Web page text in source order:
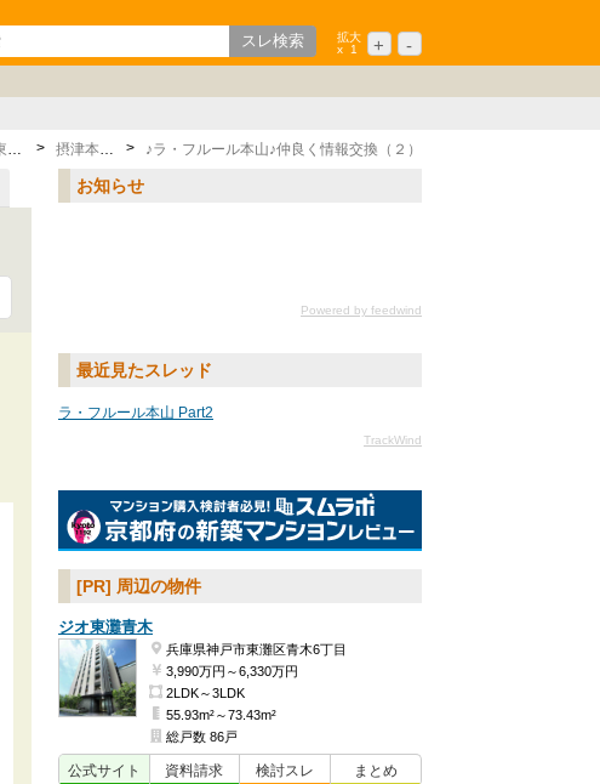
拡大
x
1 + -
東灘区 摂津本山駅 ♪ラ・フルール本山♪仲良く情報交換（２）
お知らせ
Powered by feedwind
最近見たスレッド
ラ・フルール本山 Part2
TrackWind
[PR] 周辺の物件
ジオ東灘青木
兵庫県神戸市東灘区青木6丁目
3,990万円～6,330万円
2LDK～3LDK
55.93m²～73.43m²
総戸数 86戸
公式サイト 資料請求 検討スレ まとめ